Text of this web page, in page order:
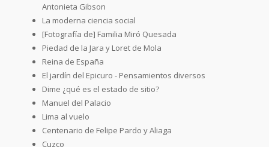
Antonieta Gibson
La moderna ciencia social
[Fotografía de] Familia Miró Quesada
Piedad de la Jara y Loret de Mola
Reina de España
El jardín del Epicuro - Pensamientos diversos
Dime ¿qué es el estado de sitio?
Manuel del Palacio
Lima al vuelo
Centenario de Felipe Pardo y Aliaga
Cuzco